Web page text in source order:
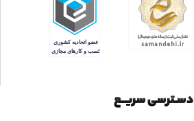
دسـترسی سریــع